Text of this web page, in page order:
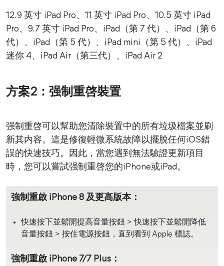
12.9 英寸 iPad Pro、11 英寸 iPad Pro、10.5 英寸 iPad
Pro、9.7 英寸 iPad Pro、iPad（第 7 代）、iPad（第 6
代）、iPad（第 5 代）、iPad mini（第 5 代）、iPad
迷你 4、iPad Air（第三代）、iPad Air 2
方案2：强制重啓裝置
强制重啓可以幫助您清除裝置中的所有垃圾檔案並刷
新其内容。這是修復輕微系統故障以擺脫任何iOS錯
誤的快速技巧。因此，當您遇到無法驗證更新項目
時，您可以嘗試强制重啓您的iPhone或iPad。
強制重啟 iPhone 8 及更高版本：
快速按下並鬆開提高音量按鈕 > 快速按下並鬆開降低
音量按鈕 > 按住電源按鈕，直到看到 Apple 標誌。
強制重啟 iPhone 7/7 Plus：